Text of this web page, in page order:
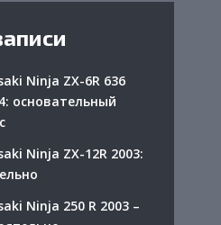
Ninja ZX-6R 636
основательный
Ninja ZX-12R 2003:
Ninja 250 R 2003 –